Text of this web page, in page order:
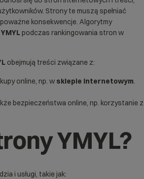
Strony te muszą spełniać
konsekwencje. Algorytmy
YMYL podczas rankingowania stron w
obejmują treści związane z:
online, np. w sklepie internetowym.
bezpieczeństwa online, np. korzystanie
YMYL?
i usługi, takie jak: